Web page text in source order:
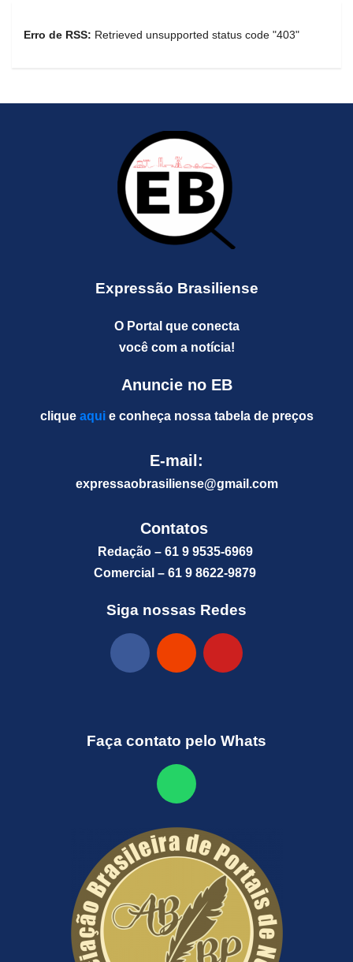
Erro de RSS: Retrieved unsupported status code "403"
Expressão Brasiliense
O Portal que conecta
você com a notícia!
Anuncie no EB
clique aquie conheça nossa tabela de preços
E-mail:
expressaobrasiliense@gmail.com
Contatos
Redação – 61 9 9535-6969
Comercial – 61 9 8622-9879
Siga nossas Redes
Faça contato pelo Whats